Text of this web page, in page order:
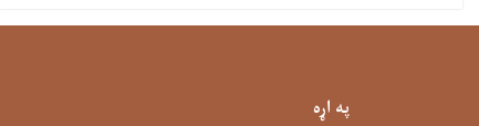
په اړه